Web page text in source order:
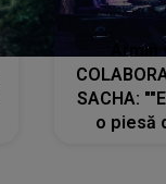
SACHA:
o piesă